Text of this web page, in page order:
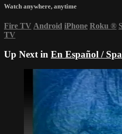
Watch anywhere, anytime
Fire TV Android iPhone Roku ®
TV
Up Next in En Español /